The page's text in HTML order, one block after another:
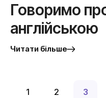
Говоримо
англійською
Читати більше
1 2 3